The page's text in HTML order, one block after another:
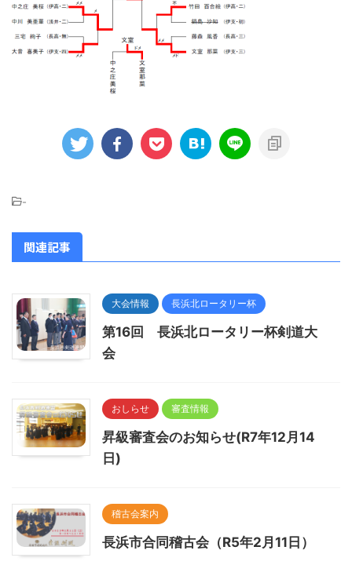
-
関連記事
大会情報 長浜北ロータリー杯
第16回 長浜北ロータリー杯剣道大
会
おしらせ 審査情報
昇級審査会のお知らせ(R7年12月14
日)
稽古会案内
長浜市合同稽古会（R5年2月11日）